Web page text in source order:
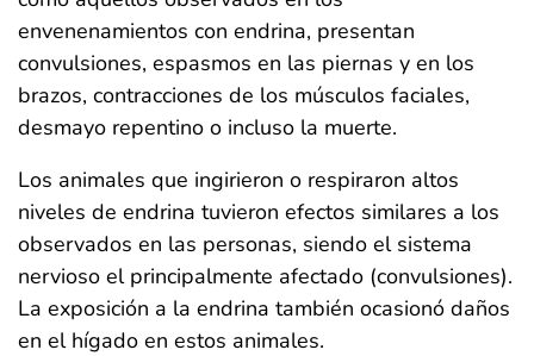
envenenamientos con endrina, presentan
convulsiones, espasmos en las piernas y en los
brazos, contracciones de los músculos faciales,
desmayo repentino o incluso la muerte.
Los animales que ingirieron o respiraron altos
niveles de endrina tuvieron efectos similares a los
observados en las personas, siendo el sistema
nervioso el principalmente afectado (convulsiones).
La exposición a la endrina también ocasionó daños
en el hígado en estos animales.